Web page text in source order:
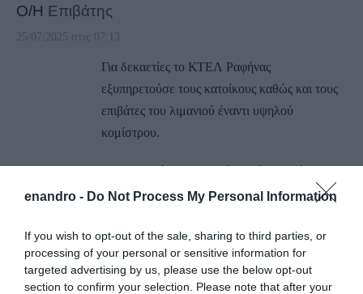
enandro - Do Not Process My Personal Information
If you wish to opt-out of the sale, sharing to third parties, or
processing of your personal or sensitive information for
targeted advertising by us, please use the below opt-out
section to confirm your selection. Please note that after your
Ο/Η Επιβάτης
25/07/2025 στις 07:13
Για δεκαετίες το ΚΤΕΛ Ραφήνας
εξυπηρετούσε τους κατοίκους καθώς και τους
επιβάτες του λιμανιού έναντι υψηλού
κομίστρου.
Η μεταφορά της αφετηρίας από το πεδίο του
Άρεως στο σταθμό Νομισματοκοπείου μείωσε
ωφεληθεί ο επιβάτης ο οποίος μάλιστα έπρεπε
να πληρώσει και άλλο μέσο για να μεταβεί στο
κέντρο της Αθήνας.